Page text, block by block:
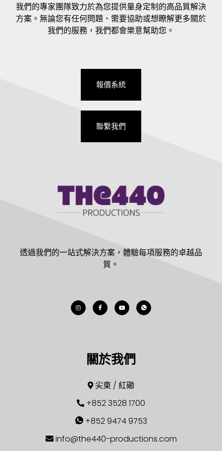
我們的專家團隊致力於為您提供量身定制的高品質解決
方案。無論您有任何問題、需要協助或想瞭解更多關於
我們的服務，我們都會樂意幫助您。
報價系統
聯繫我們
透過我們的一站式解決方案，體驗每項服務的卓越品
質。
關於我們
尖東 / 紅磡
+852 3528 1700
+852 9474 9753
info@the440-productions.com